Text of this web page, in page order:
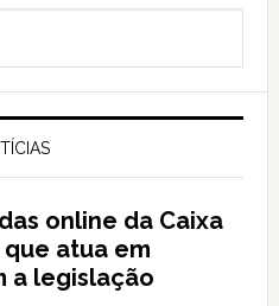
online da Caixa
atua em
a legislação